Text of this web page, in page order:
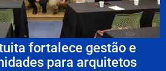
fortalece gestão e
para arquitetos